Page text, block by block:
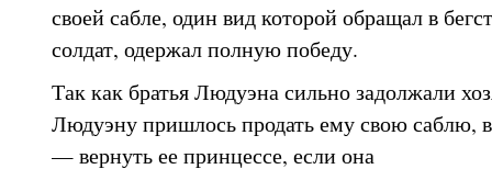
своей сабле, один вид которой обращал в
солдат, одержал полную победу.
Так как братья Людуэна сильно задолжали
Людуэну пришлось продать ему свою саблю,
— вернуть ее принцессе, если она